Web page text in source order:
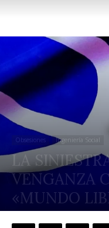
Obsesiones Ingeniería Social
LA
VENGANZA
«MUNDO